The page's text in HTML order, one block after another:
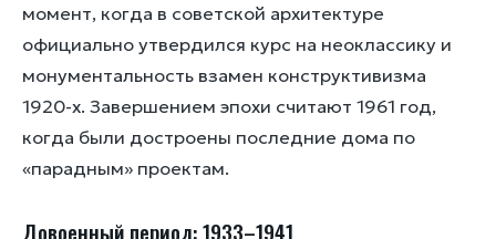
момент, когда в советской архитектуре
официально утвердился курс на неоклассику и
монументальность взамен конструктивизма
1920-х. Завершением эпохи считают 1961 год,
когда были достроены последние дома по
«парадным» проектам.
Довоенный период: 1933–1941